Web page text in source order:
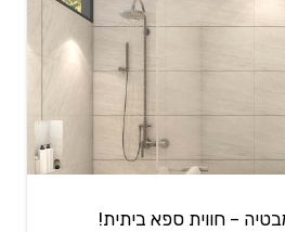
– חווית ספא ביתית!